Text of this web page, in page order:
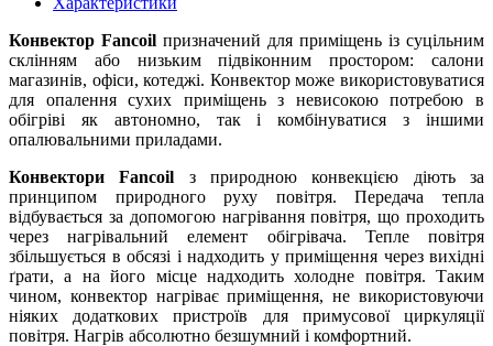
Конвектор Fancoil призначений для приміщень із суцільним
склінням або низьким підвіконним простором: салони
магазинів, офіси, котеджі. Конвектор може використовуватися
для опалення сухих приміщень з невисокою потребою в
обігріві як автономно, так і комбінуватися з іншими
опалювальними приладами.
Конвектори Fancoil з природною конвекцією діють за
принципом природного руху повітря. Передача тепла
відбувається за допомогою нагрівання повітря, що проходить
через нагрівальний елемент обігрівача. Тепле повітря
збільшується в обсязі і надходить у приміщення через вихідні
ґрати, а на його місце надходить холодне повітря. Таким
чином, конвектор нагріває приміщення, не використовуючи
ніяких додаткових пристроїв для примусової циркуляції
повітря. Нагрів абсолютно безшумний і комфортний.